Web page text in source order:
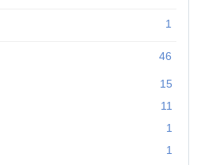
1
46
15
11
1
1